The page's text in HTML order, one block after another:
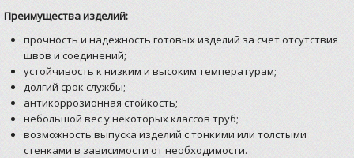
Преимущества изделий:
прочность и надежность готовых изделий за счет отсутствия
швов и соединений;
устойчивость к низким и высоким температурам;
долгий срок службы;
антикоррозионная стойкость;
небольшой вес у некоторых классов труб;
возможность выпуска изделий с тонкими или толстыми
стенками в зависимости от необходимости.